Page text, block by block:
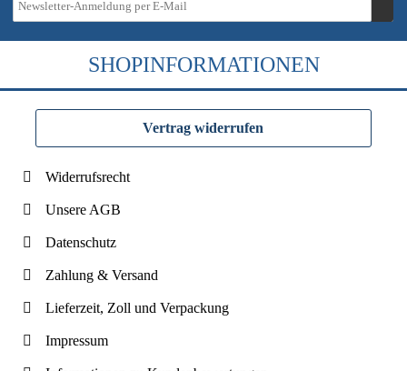
SHOPINFORMATIONEN
Vertrag widerrufen
Widerrufsrecht
Unsere AGB
Datenschutz
Zahlung & Versand
Lieferzeit, Zoll und Verpackung
Impressum